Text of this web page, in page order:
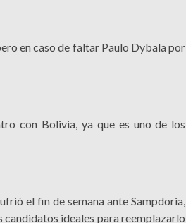
en caso de faltar Paulo Dybala por
con Bolivia, ya que es uno de los
el fin de semana ante Sampdoria,
ideales para reemplazarlo